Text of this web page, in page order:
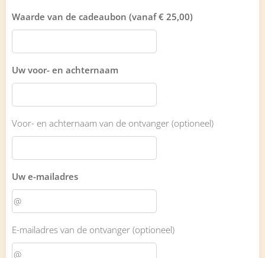
Waarde van de cadeaubon (vanaf € 25,00)
Uw voor- en achternaam
Voor- en achternaam van de ontvanger (optioneel)
Uw e-mailadres
E-mailadres van de ontvanger (optioneel)